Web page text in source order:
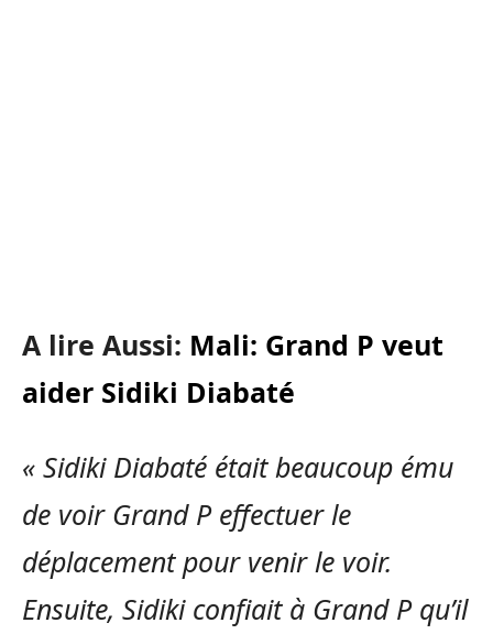
A lire Aussi: Mali: Grand P veut
aider Sidiki Diabaté
« Sidiki Diabaté était beaucoup ému
de voir Grand P effectuer le
déplacement pour venir le voir.
Ensuite, Sidiki confiait à Grand P qu’il